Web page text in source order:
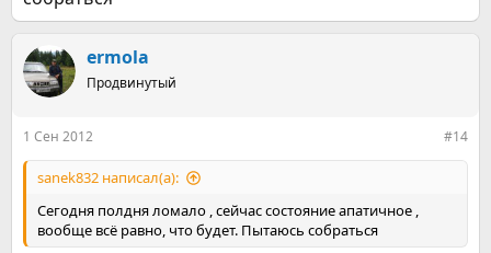
ermola
Продвинутый
1 Сен 2012 #14
sanek832 написал(а):
Сегодня полдня ломало , сейчас состояние апатичное ,
вообще всё равно, что будет. Пытаюсь собраться